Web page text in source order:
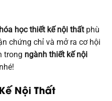
học thiết kế nội thấtphù
chứng chỉ và mở ra cơ hội
trong ngành thiết kế nội
Nội Thất